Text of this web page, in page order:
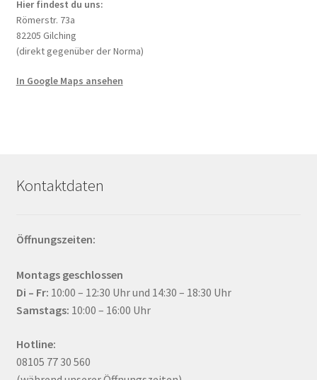
Hier findest du uns:
Römerstr. 73a
82205 Gilching
(direkt gegenüber der Norma)
In Google Maps ansehen
Kontaktdaten
Öffnungszeiten:
Montags geschlossen
Di – Fr: 10:00 – 12:30 Uhr und 14:30 – 18:30 Uhr
Samstags: 10:00 – 16:00 Uhr
Hotline:
08105 77 30 560